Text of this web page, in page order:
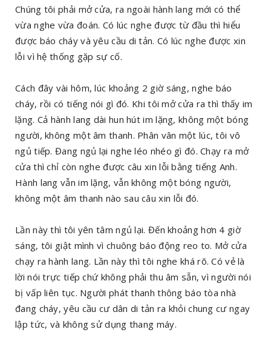
Chúng tôi phải mở cửa, ra ngoài hành lang mới có thể
vừa nghe vừa đoán. Có lúc nghe được từ đầu thì hiểu
được báo cháy và yêu cầu di tản. Có lúc nghe được xin
lỗi vì hệ thống gặp sự cố.
Cách đây vài hôm, lúc khoảng 2 giờ sáng, nghe báo
cháy, rồi có tiếng nói gì đó. Khi tôi mở cửa ra thì thấy im
lặng. Cả hành lang dài hun hút im lặng, không một bóng
người, không một âm thanh. Phân vân một lúc, tôi vô
ngủ tiếp. Đang ngủ lại nghe léo nhéo gì đó. Chạy ra mở
cửa thì chỉ còn nghe được câu xin lỗi bằng tiếng Anh.
Hành lang vẫn im lặng, vẫn không một bóng người,
không một âm thanh nào sau câu xin lỗi đó.
Lần này thì tôi yên tâm ngủ lại. Đến khoảng hơn 4 giờ
sáng, tôi giật mình vì chuông báo động reo to. Mở cửa
chạy ra hành lang. Lần này thì tôi nghe khá rõ. Có vẻ là
lời nói trực tiếp chứ không phải thu âm sẵn, vì người nói
bị vấp liên tục. Người phát thanh thông báo tòa nhà
đang cháy, yêu cầu cư dân di tản ra khỏi chung cư ngay
lập tức, và không sử dụng thang máy.